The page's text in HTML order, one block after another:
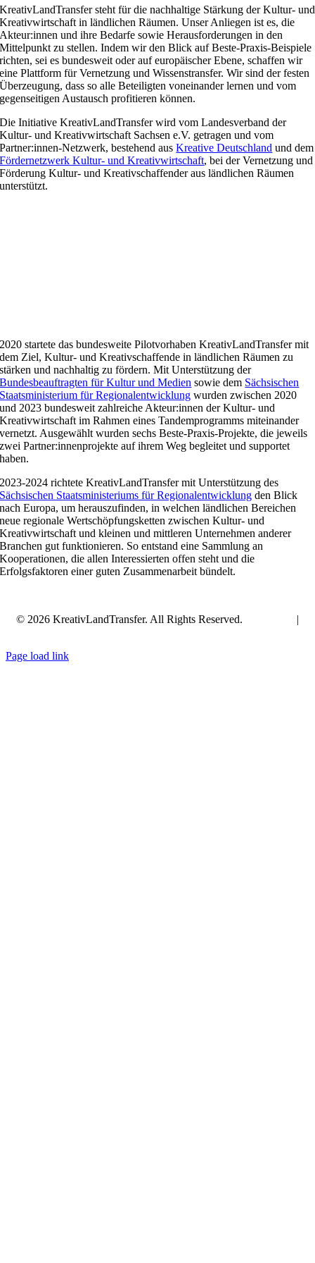
KreativLandTransfer steht für die nachhaltige Stärkung der Kultur- und
Kreativwirtschaft in ländlichen Räumen. Unser Anliegen ist es, die
Akteur:innen und ihre Bedarfe sowie Herausforderungen in den
Mittelpunkt zu stellen. Indem wir den Blick auf Beste-Praxis-Beispiele
richten, sei es bundesweit oder auf europäischer Ebene, schaffen wir
eine Plattform für Vernetzung und Wissenstransfer. Wir sind der festen
Überzeugung, dass so alle Beteiligten voneinander lernen und vom
gegenseitigen Austausch profitieren können.
Die Initiative KreativLandTransfer wird vom Landesverband der
Kultur- und Kreativwirtschaft Sachsen e.V. getragen und vom
Partner:innen-Netzwerk, bestehend ausKreative Deutschland und dem
Fördernetzwerk Kultur- und Kreativwirtschaft, bei der Vernetzung und
Förderung Kultur- und Kreativschaffender aus ländlichen Räumen
unterstützt.
2020 startete das bundesweite Pilotvorhaben KreativLandTransfer mit
dem Ziel, Kultur- und Kreativschaffende in ländlichen Räumen zu
stärken und nachhaltig zu fördern. Mit Unterstützung der
Bundesbeauftragten für Kultur und Medien sowie dem Sächsischen
Staatsministerium für Regionalentwicklung wurden zwischen 2020
und 2023 bundesweit zahlreiche Akteur:innen der Kultur- und
Kreativwirtschaft im Rahmen eines Tandemprogramms miteinander
vernetzt. Ausgewählt wurden sechs Beste-Praxis-Projekte, die jeweils
zwei Partner:innenprojekte auf ihrem Weg begleitet und supportet
haben.
2023-2024 richtete KreativLandTransfer mit Unterstützung des
Sächsischen Staatsministeriums für Regionalentwicklung den Blick
nach Europa, um herauszufinden, in welchen ländlichen Bereichen
neue regionale Wertschöpfungsketten zwischen Kultur- und
Kreativwirtschaft und kleinen und mittleren Unternehmen anderer
Branchen gut funktionieren. So entstand eine Sammlung an
Kooperationen, die allen Interessierten offen steht und die
Erfolgsfaktoren einer guten Zusammenarbeit bündelt.
© 2026 KreativLandTransfer. All Rights Reserved.
|
Page load link